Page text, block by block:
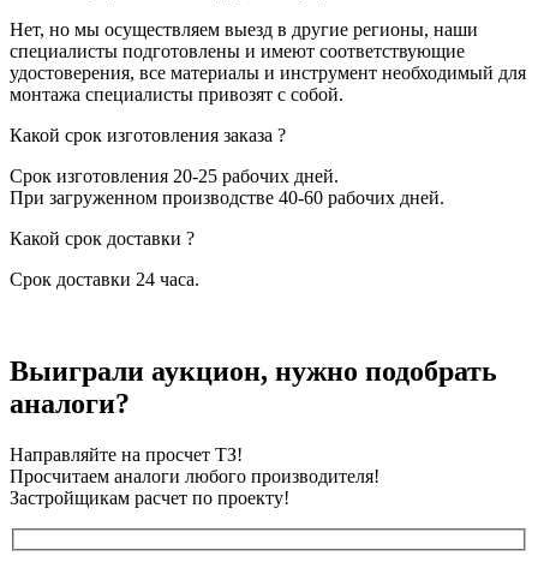
Нет, но мы осуществляем выезд в другие регионы, наши
специалисты подготовлены и имеют соответствующие
удостоверения, все материалы и инструмент необходимый для
монтажа специалисты привозят с собой.
Какой срок изготовления заказа ?
Срок изготовления 20-25 рабочих дней.
При загруженном производстве 40-60 рабочих дней.
Какой срок доставки ?
Срок доставки 24 часа.
Выиграли аукцион, нужно подобрать
аналоги?
Направляйте на просчет ТЗ!
Просчитаем аналоги любого производителя!
Застройщикам расчет по проекту!